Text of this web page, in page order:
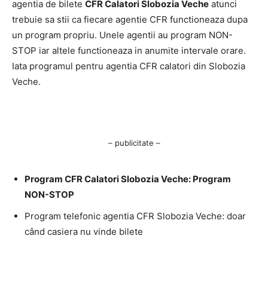
agentia de bilete CFR Calatori Slobozia Veche atunci
trebuie sa stii ca fiecare agentie CFR functioneaza dupa
un program propriu. Unele agentii au program NON-
STOP iar altele functioneaza in anumite intervale orare.
Iata programul pentru agentia CFR calatori din Slobozia
Veche.
– publicitate –
Program CFR Calatori Slobozia Veche: Program
NON-STOP
Program telefonic agentia CFR Slobozia Veche: doar
când casiera nu vinde bilete